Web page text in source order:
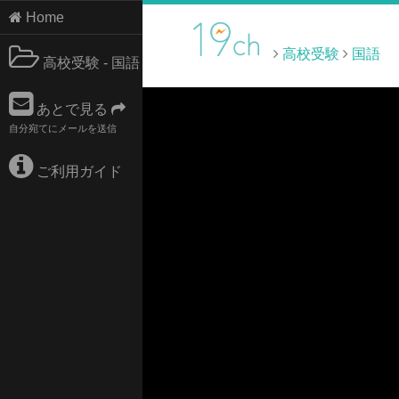
Home
高校受験 - 国語
あとで見る
自分宛てにメールを送信
ご利用ガイド
高校受験 国語